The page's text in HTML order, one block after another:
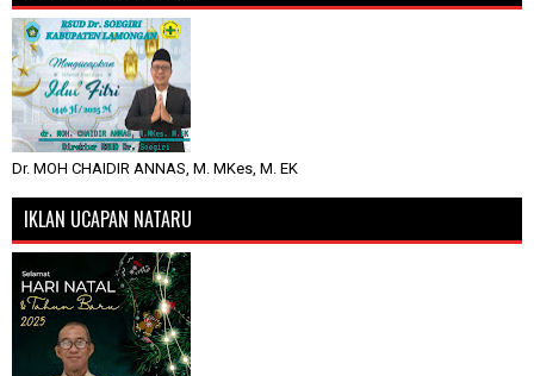
Dr. MOH CHAIDIR ANNAS, M. MKes, M. EK
IKLAN UCAPAN NATARU